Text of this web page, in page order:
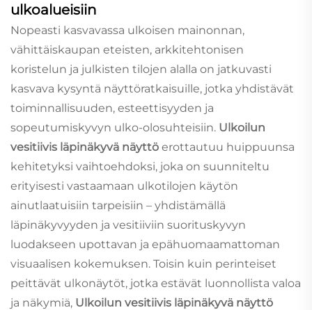
ulkoalueisiin
Nopeasti kasvavassa ulkoisen mainonnan,
vähittäiskaupan eteisten, arkkitehtonisen
koristelun ja julkisten tilojen alalla on jatkuvasti
kasvava kysyntä näyttöratkaisuille, jotka yhdistävät
toiminnallisuuden, esteettisyyden ja
sopeutumiskyvyn ulko-olosuhteisiin. Ulkoilun
vesitiivis läpinäkyvä näyttö erottautuu huippuunsa
kehitetyksi vaihtoehdoksi, joka on suunniteltu
erityisesti vastaamaan ulkotilojen käytön
ainutlaatuisiin tarpeisiin – yhdistämällä
läpinäkyvyyden ja vesitiiviin suorituskyvyn
luodakseen upottavan ja epähuomaamattoman
visuaalisen kokemuksen. Toisin kuin perinteiset
peittävät ulkonäytöt, jotka estävät luonnollista valoa
ja näkymiä, Ulkoilun vesitiivis läpinäkyvä näyttö